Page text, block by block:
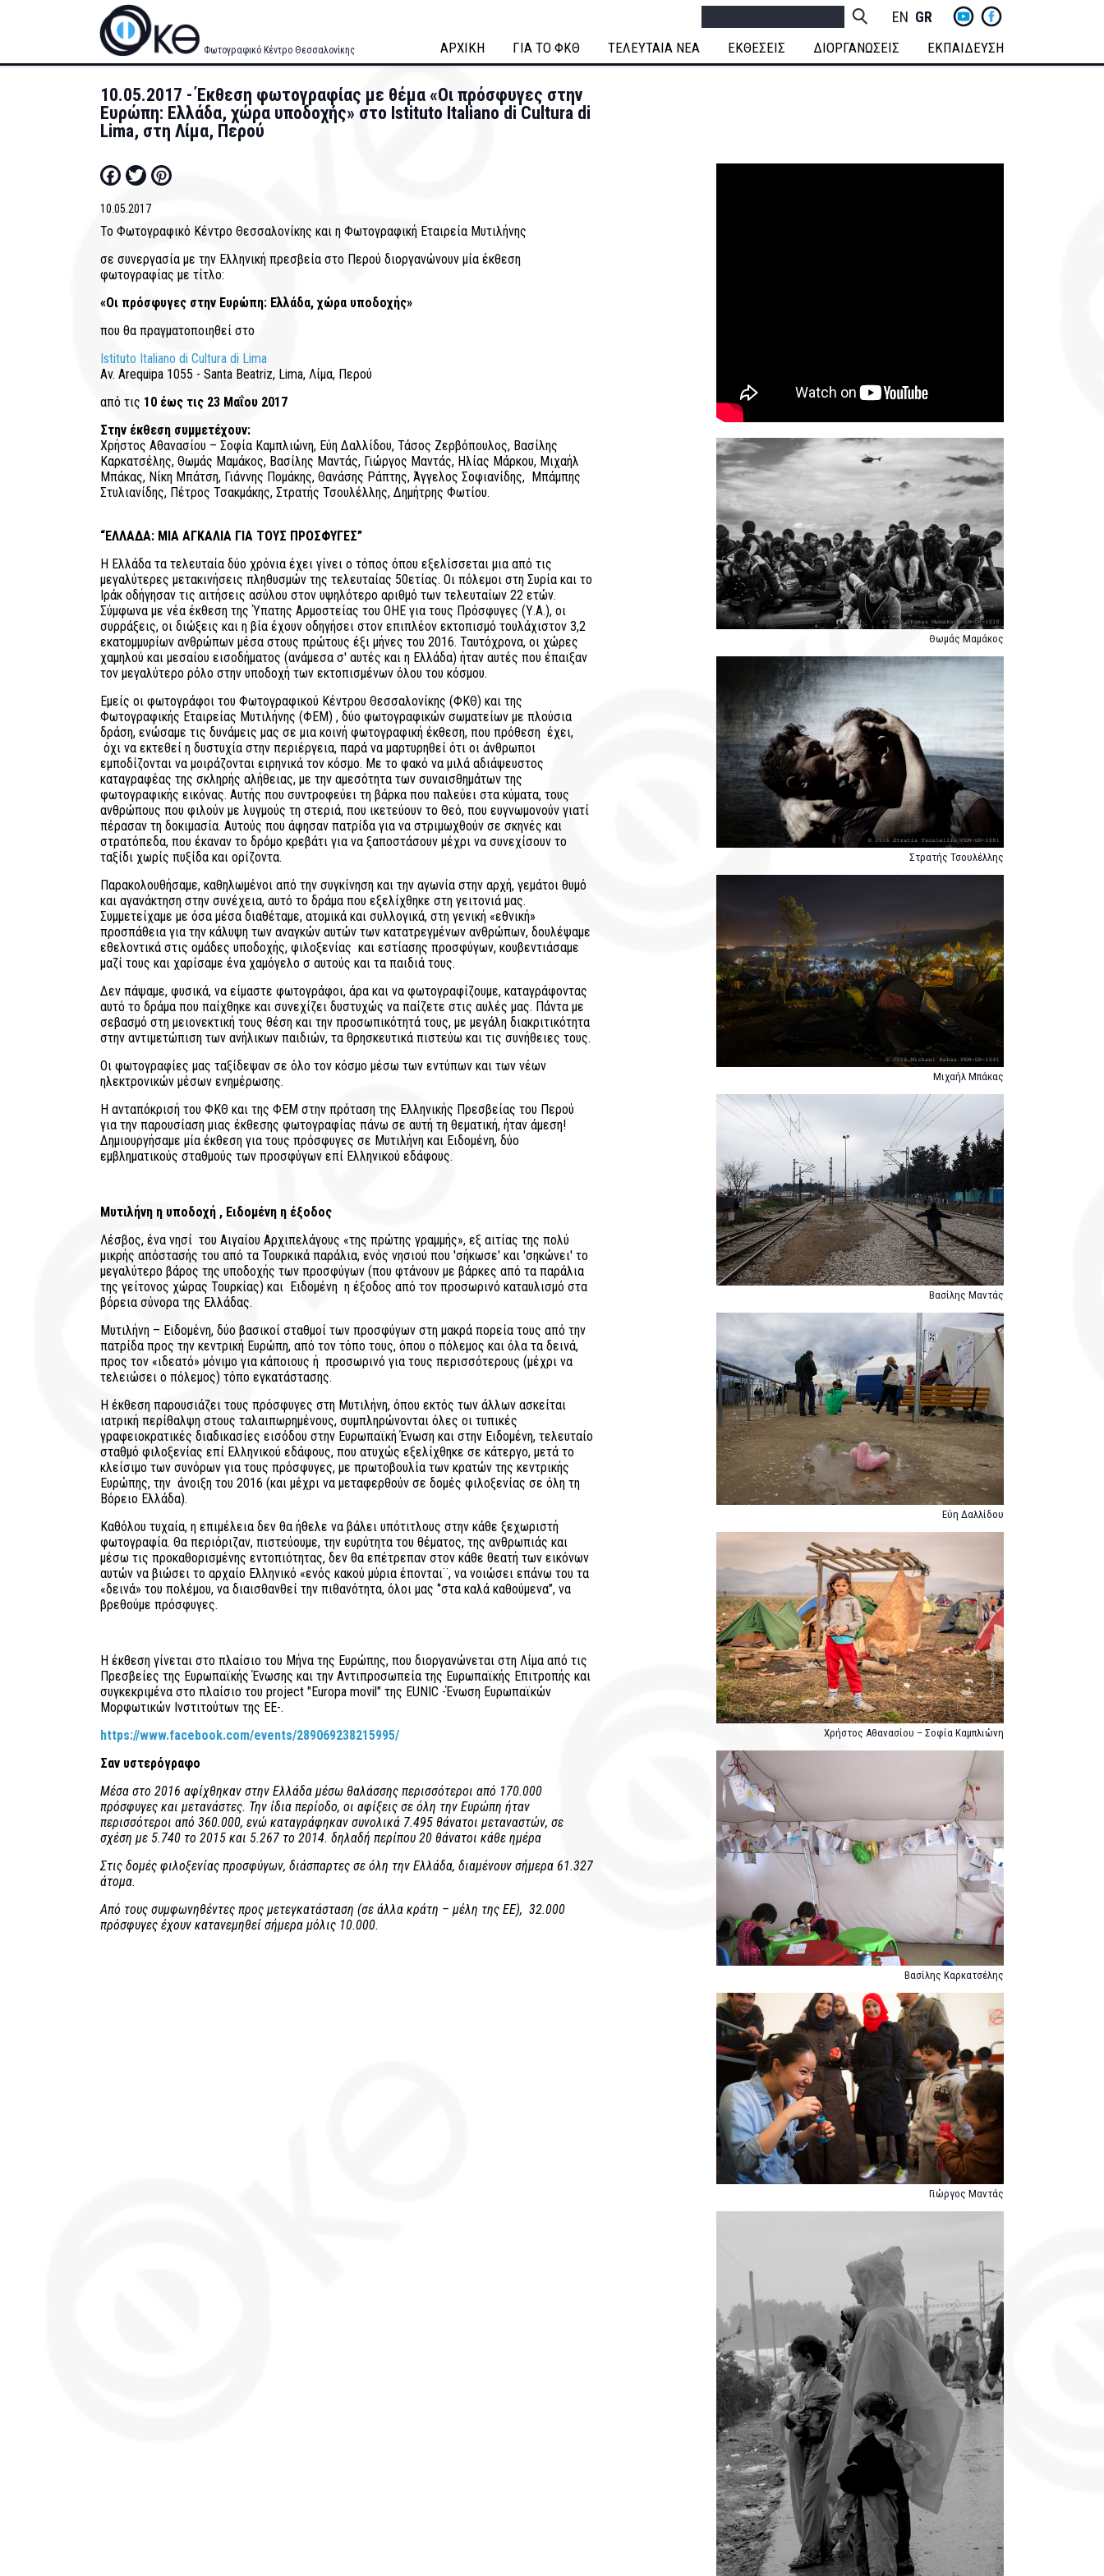
Φωτογραφικό Κέντρο Θεσσαλονίκης
Socials
Menu
ENGLISHGREEK
ΑΡΧΙΚΗ ΓΙΑ ΤΟ ΦΚΘ ΤΕΛΕΥΤΑΙΑ ΝΕΑ ΕΚΘΕΣΕΙΣ ΔΙΟΡΓΑΝΩΣΕΙΣ ΕΚΠΑΙΔΕΥΣΗ
10.05.2017 - Έκθεση φωτογραφίας με θέμα «Οι πρόσφυγες στην
Ευρώπη: Ελλάδα, χώρα υποδοχής» στο Istituto Italiano di Cultura di
Lima, στη Λίμα, Περού
Facebook
Twitter
10.05.2017
Το Φωτογραφικό Κέντρο Θεσσαλονίκης και η Φωτογραφική Εταιρεία Μυτιλήνης
σε συνεργασία με την Ελληνική πρεσβεία στο Περού διοργανώνουν μία έκθεση
φωτογραφίας με τίτλο:
«Οι πρόσφυγες στην Ευρώπη: Ελλάδα, χώρα υποδοχής»
που θα πραγματοποιηθεί στο
Istituto Italiano di Cultura di Lima
Av. Arequipa 1055 - Santa Beatriz, Lima, Λίμα, Περού
από τις 10 έως τις 23 Μαΐου 2017
Στην έκθεση συμμετέχουν:
Χρήστος Αθανασίου – Σοφία Καμπλιώνη, Εύη Δαλλίδου, Τάσος Ζερβόπουλος, Βασίλης
Καρκατσέλης, Θωμάς Μαμάκος, Βασίλης Μαντάς, Γιώργος Μαντάς, Ηλίας Μάρκου, Μιχαήλ
Μπάκας, Νίκη Μπάτση, Γιάννης Πομάκης, Θανάσης Ράπτης, Άγγελος Σοφιανίδης, Μπάμπης
Στυλιανίδης, Πέτρος Τσακμάκης, Στρατής Τσουλέλλης, Δημήτρης Φωτίου.
“ΕΛΛΑΔΑ: ΜΙΑ ΑΓΚΑΛΙΑ ΓΙΑ ΤΟΥΣ ΠΡΟΣΦΥΓΕΣ”
Η Ελλάδα τα τελευταία δύο χρόνια έχει γίνει ο τόπος όπου εξελίσσεται μια από τις
μεγαλύτερες μετακινήσεις πληθυσμών της τελευταίας 50ετίας. Οι πόλεμοι στη Συρία και το
Ιράκ οδήγησαν τις αιτήσεις ασύλου στον υψηλότερο αριθμό των τελευταίων 22 ετών.
Σύμφωνα με νέα έκθεση της Ύπατης Αρμοστείας του ΟΗΕ για τους Πρόσφυγες (Υ.Α.), οι
συρράξεις, οι διώξεις και η βία έχουν οδηγήσει στον επιπλέον εκτοπισμό τουλάχιστον 3,2
εκατομμυρίων ανθρώπων μέσα στους πρώτους έξι μήνες του 2016. Ταυτόχρονα, οι χώρες
χαμηλού και μεσαίου εισοδήματος (ανάμεσα σ' αυτές και η Ελλάδα) ήταν αυτές που έπαιξαν
τον μεγαλύτερο ρόλο στην υποδοχή των εκτοπισμένων όλου του κόσμου.
Εμείς οι φωτογράφοι του Φωτογραφικού Κέντρου Θεσσαλονίκης (ΦΚΘ) και της
Φωτογραφικής Εταιρείας Μυτιλήνης (ΦΕΜ) , δύο φωτογραφικών σωματείων με πλούσια
δράση, ενώσαμε τις δυνάμεις μας σε μια κοινή φωτογραφική έκθεση, που πρόθεση έχει,
όχι να εκτεθεί η δυστυχία στην περιέργεια, παρά να μαρτυρηθεί ότι οι άνθρωποι
εμποδίζονται να μοιράζονται ειρηνικά τον κόσμο. Με το φακό να μιλά αδιάψευστος
καταγραφέας της σκληρής αλήθειας, με την αμεσότητα των συναισθημάτων της
φωτογραφικής εικόνας. Αυτής που συντροφεύει τη βάρκα που παλεύει στα κύματα, τους
ανθρώπους που φιλούν με λυγμούς τη στεριά, που ικετεύουν το Θεό, που ευγνωμονούν γιατί
πέρασαν τη δοκιμασία. Αυτούς που άφησαν πατρίδα για να στριμωχθούν σε σκηνές και
στρατόπεδα, που έκαναν το δρόμο κρεβάτι για να ξαποστάσουν μέχρι να συνεχίσουν το
ταξίδι χωρίς πυξίδα και ορίζοντα.
Παρακολουθήσαμε, καθηλωμένοι από την συγκίνηση και την αγωνία στην αρχή, γεμάτοι θυμό
και αγανάκτηση στην συνέχεια, αυτό το δράμα που εξελίχθηκε στη γειτονιά μας.
Συμμετείχαμε με όσα μέσα διαθέταμε, ατομικά και συλλογικά, στη γενική «εθνική»
προσπάθεια για την κάλυψη των αναγκών αυτών των κατατρεγμένων ανθρώπων, δουλέψαμε
εθελοντικά στις ομάδες υποδοχής, φιλοξενίας και εστίασης προσφύγων, κουβεντιάσαμε
μαζί τους και χαρίσαμε ένα χαμόγελο σ αυτούς και τα παιδιά τους.
Δεν πάψαμε, φυσικά, να είμαστε φωτογράφοι, άρα και να φωτογραφίζουμε, καταγράφοντας
αυτό το δράμα που παίχθηκε και συνεχίζει δυστυχώς να παίζετε στις αυλές μας. Πάντα με
σεβασμό στη μειονεκτική τους θέση και την προσωπικότητά τους, με μεγάλη διακριτικότητα
στην αντιμετώπιση των ανήλικων παιδιών, τα θρησκευτικά πιστεύω και τις συνήθειες τους.
Οι φωτογραφίες μας ταξίδεψαν σε όλο τον κόσμο μέσω των εντύπων και των νέων
ηλεκτρονικών μέσων ενημέρωσης.
Η ανταπόκρισή του ΦΚΘ και της ΦΕΜ στην πρόταση της Ελληνικής Πρεσβείας του Περού
για την παρουσίαση μιας έκθεσης φωτογραφίας πάνω σε αυτή τη θεματική, ήταν άμεση!
Δημιουργήσαμε μία έκθεση για τους πρόσφυγες σε Μυτιλήνη και Ειδομένη, δύο
εμβληματικούς σταθμούς των προσφύγων επί Ελληνικού εδάφους.
Μυτιλήνη η υποδοχή , Ειδομένη η έξοδος
Λέσβος, ένα νησί του Αιγαίου Αρχιπελάγους «της πρώτης γραμμής», εξ αιτίας της πολύ
μικρής απόστασής του από τα Τουρκικά παράλια, ενός νησιού που 'σήκωσε' και 'σηκώνει' το
μεγαλύτερο βάρος της υποδοχής των προσφύγων (που φτάνουν με βάρκες από τα παράλια
της γείτονος χώρας Τουρκίας) και Ειδομένη η έξοδος από τον προσωρινό καταυλισμό στα
βόρεια σύνορα της Ελλάδας.
Μυτιλήνη – Ειδομένη, δύο βασικοί σταθμοί των προσφύγων στη μακρά πορεία τους από την
πατρίδα προς την κεντρική Ευρώπη, από τον τόπο τους, όπου ο πόλεμος και όλα τα δεινά,
προς τον «ιδεατό» μόνιμο για κάποιους ή προσωρινό για τους περισσότερους (μέχρι να
τελειώσει ο πόλεμος) τόπο εγκατάστασης.
Η έκθεση παρουσιάζει τους πρόσφυγες στη Μυτιλήνη, όπου εκτός των άλλων ασκείται
ιατρική περίθαλψη στους ταλαιπωρημένους, συμπληρώνονται όλες οι τυπικές
γραφειοκρατικές διαδικασίες εισόδου στην Ευρωπαϊκή Ένωση και στην Ειδομένη, τελευταίο
σταθμό φιλοξενίας επί Ελληνικού εδάφους, που ατυχώς εξελίχθηκε σε κάτεργο, μετά το
κλείσιμο των συνόρων για τους πρόσφυγες, με πρωτοβουλία των κρατών της κεντρικής
Ευρώπης, την άνοιξη του 2016 (και μέχρι να μεταφερθούν σε δομές φιλοξενίας σε όλη τη
Βόρειο Ελλάδα).
Καθόλου τυχαία, η επιμέλεια δεν θα ήθελε να βάλει υπότιτλους στην κάθε ξεχωριστή
φωτογραφία. Θα περιόριζαν, πιστεύουμε, την ευρύτητα του θέματος, της ανθρωπιάς και
μέσω τις προκαθορισμένης εντοπιότητας, δεν θα επέτρεπαν στον κάθε θεατή των εικόνων
αυτών να βιώσει το αρχαίο Ελληνικό «ενός κακού μύρια έπονται¨, να νοιώσει επάνω του τα
«δεινά» του πολέμου, να διαισθανθεί την πιθανότητα, όλοι μας ‘’στα καλά καθούμενα’’, να
βρεθούμε πρόσφυγες.
Η έκθεση γίνεται στο πλαίσιο του Μήνα της Ευρώπης, που διοργανώνεται στη Λίμα από τις
Πρεσβείες της Ευρωπαϊκής Ένωσης και την Αντιπροσωπεία της Ευρωπαϊκής Επιτροπής και
συγκεκριμένα στο πλαίσιο του project "Εuropa movil" της EUNIC -Ένωση Ευρωπαϊκών
Μορφωτικών Ινστιτούτων της ΕΕ-.
https://www.facebook.com/events/289069238215995/
Σαν υστερόγραφο
Μέσα στο 2016 αφίχθηκαν στην Ελλάδα μέσω θαλάσσης περισσότεροι από 170.000
πρόσφυγες και μετανάστες. Την ίδια περίοδο, οι αφίξεις σε όλη την Ευρώπη ήταν
περισσότεροι από 360.000, ενώ καταγράφηκαν συνολικά 7.495 θάνατοι μεταναστών, σε
σχέση με 5.740 το 2015 και 5.267 το 2014. δηλαδή περίπου 20 θάνατοι κάθε ημέρα
Στις δομές φιλοξενίας προσφύγων, διάσπαρτες σε όλη την Ελλάδα, διαμένουν σήμερα 61.327
άτομα.
Από τους συμφωνηθέντες προς μετεγκατάσταση (σε άλλα κράτη – μέλη της ΕΕ), 32.000
πρόσφυγες έχουν κατανεμηθεί σήμερα μόλις 10.000.